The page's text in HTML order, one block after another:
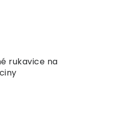
rukavice na